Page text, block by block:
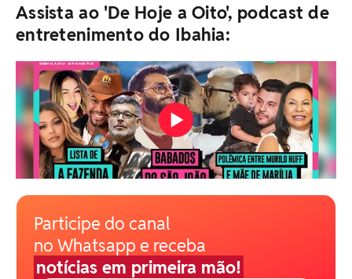
Assista ao 'De Hoje a Oito', podcast de
entretenimento do Ibahia:
Participe do canal
no Whatsapp e receba
notícias em primeira mão!